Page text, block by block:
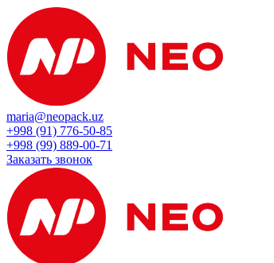
maria@neopack.uz
+998 (91) 776-50-85
+998 (99) 889-00-71
Заказать звонок